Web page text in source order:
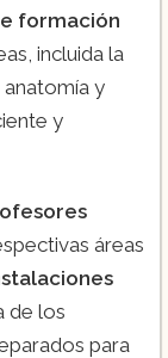
formación
incluida la
y
y
áreas
de los
para